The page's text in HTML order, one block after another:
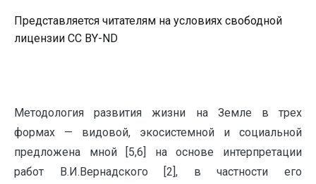
Представляется читателям на условиях свободной
лицензии CC BY-ND
Методология развития жизни на Земле в трех
формах — видовой, экосистемной и социальной
предложена мной [5,6] на основе интерпретации
работ В.И.Вернадского [2], в частности его